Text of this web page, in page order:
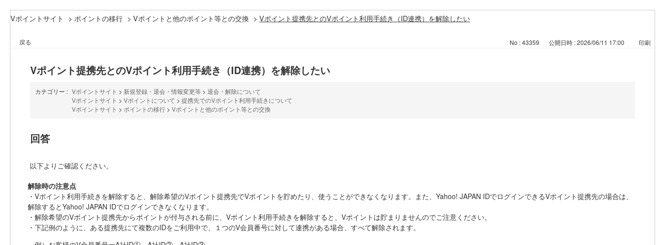
Vポイントサイト > ポイントの移行 > Vポイントと他のポイント等との交換 > Vポイント提携先とのVポイント利用手続き（ID連携）を解除したい
戻る No : 43359 公開日時 : 2026/06/11 17:00 印刷
Vポイント提携先とのVポイント利用手続き（ID連携）を解除したい
カテゴリー : Vポイントサイト > 新規登録・退会・情報変更等 > 退会・解除について
Vポイントサイト > Vポイントについて > 提携先でのVポイント利用手続きについて
Vポイントサイト > ポイントの移行 > Vポイントと他のポイント等との交換
回答
以下よりご確認ください。
解除時の注意点
・Vポイント利用手続きを解除すると、解除希望のVポイント提携先でVポイントを貯めたり、使うことができなくなります。また、Yahoo! JAPAN IDでログインできるVポイント提携先の場合は、
解除するとYahoo! JAPAN IDでログインできなくなります。
・解除希望のVポイント提携先からポイントが付与される前に、Vポイント利用手続きを解除すると、Vポイントは貯まりませんのでご注意ください。
・下記例のように、ある提携先にて複数のIDをご利用中で、１つのV会員番号に対して連携がある場合、すべて解除されます。